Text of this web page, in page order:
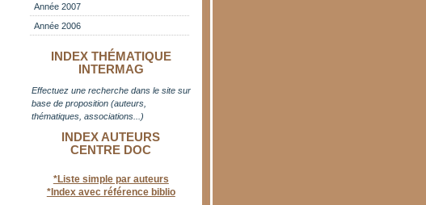
Année 2007
Année 2006
INDEX THÉMATIQUE
INTERMAG
Effectuez une recherche dans le site sur
base de proposition (auteurs,
thématiques, associations...)
INDEX AUTEURS
CENTRE DOC
*Liste simple par auteurs
*Index avec référence biblio